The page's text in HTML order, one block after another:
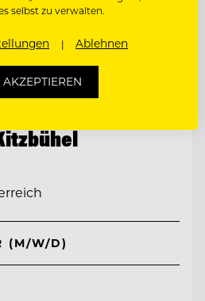
(M/W/D)
selbst zu verwalten.
Ablehnen
AKZEPTIEREN